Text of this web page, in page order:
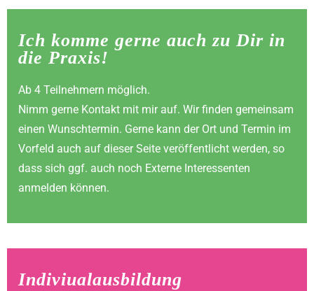
Ich komme gerne auch zu Dir in
die Praxis!
Ab 4 Teilnehmern möglich.
Nimm gerne Kontakt mit mir auf. Wir finden gemeinsam
einen Wunschtermin. Gerne kann der Ort und Termin im
Vorfeld auch auf dieser Seite veröffentlicht werden, so
dass sich ggf. auch noch Externe Interessenten
anmelden können.
Indiviualausbildung